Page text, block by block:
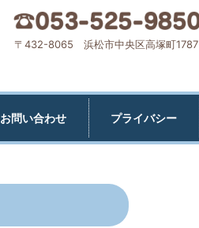
〒432-8065 浜松市中央区高塚町1787
お問い合わせ プライバシー